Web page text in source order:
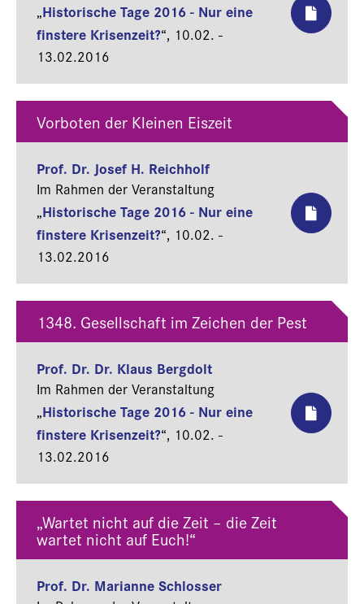
„Historische Tage 2016 - Nur eine
finstere Krisenzeit?“, 10.02. -
13.02.2016
Vorboten der Kleinen Eiszeit
Prof. Dr. Josef H. Reichholf
Im Rahmen der Veranstaltung
„Historische Tage 2016 - Nur eine
finstere Krisenzeit?“, 10.02. -
13.02.2016
1348. Gesellschaft im Zeichen der Pest
Prof. Dr. Dr. Klaus Bergdolt
Im Rahmen der Veranstaltung
„Historische Tage 2016 - Nur eine
finstere Krisenzeit?“, 10.02. -
13.02.2016
„Wartet nicht auf die Zeit – die Zeit
wartet nicht auf Euch!“
Prof. Dr. Marianne Schlosser